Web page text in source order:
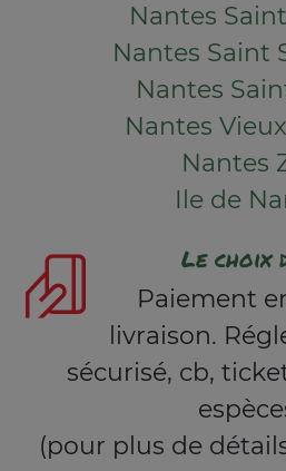
Nantes
Nantes Saint
Nantes
Nantes
Nantes
Ile de
Le choix
Paiement
livraison.
sécurisé, cb,
(pour plus de